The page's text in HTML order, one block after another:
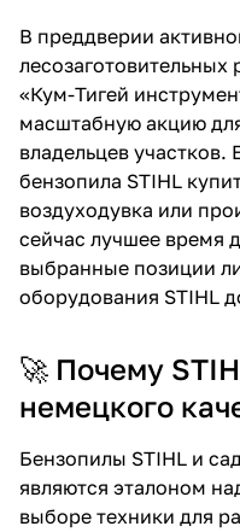
В преддверии
лесозаготовительных
«Кум-Тигей
масштабную акцию
владельцев
бензопила STIHL
воздуходувка или
сейчас лучшее время
выбранные позиции
оборудования STIHL
🚀 Почему
немецкого
Бензопилы STIHL и
являются эталоном
выборе техники для
Оставшиеся75
списыватьсяс
по25 %каждые
Подробнее
об оплате
недели